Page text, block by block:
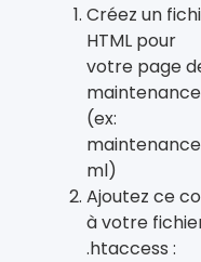
Créez un
HTML pour
votre page
maintenance
(ex:
ml)
Ajoutez ce
à votre
.htaccess :